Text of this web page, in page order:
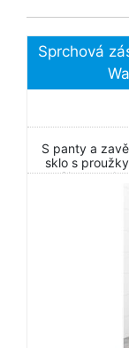
Sprchová
S panty a
sklo s
Clean;